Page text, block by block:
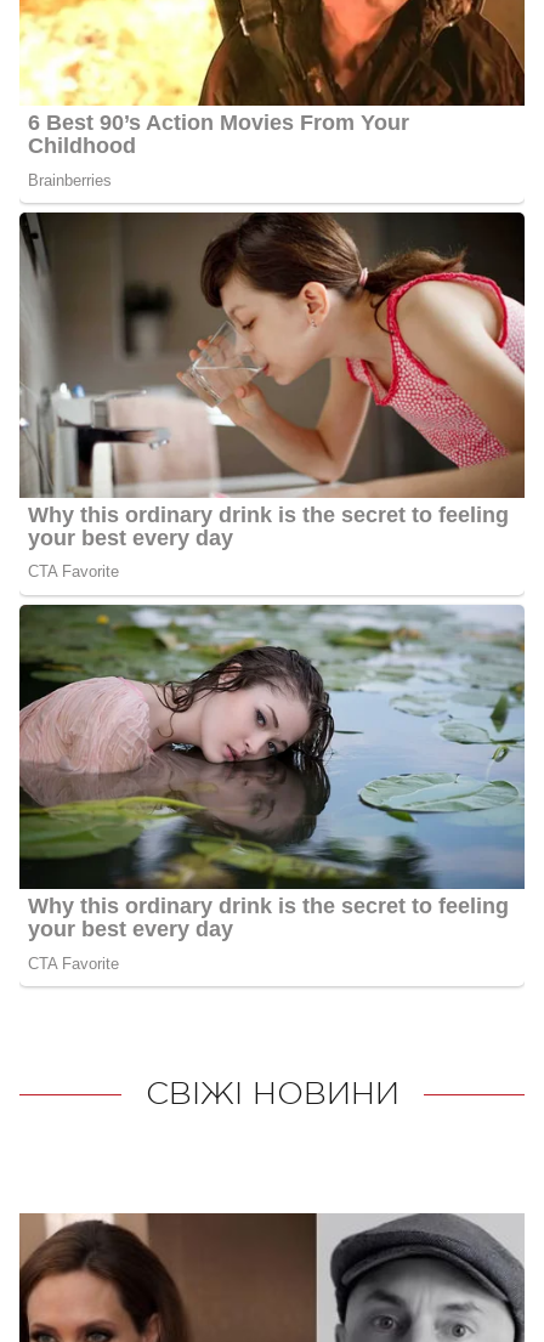
СВІЖІ НОВИНИ